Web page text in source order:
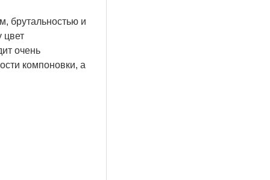
брутальностью и
цвет
очень
компоновки, а